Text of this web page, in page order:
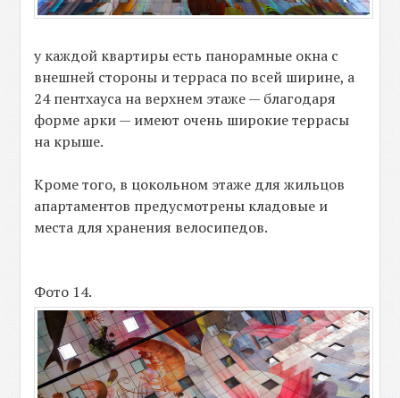
у каждой квартиры есть панорамные окна с
внешней стороны и терраса по всей ширине, а
24 пентхауса на верхнем этаже — благодаря
форме арки — имеют очень широкие террасы
на крыше.
Кроме того, в цокольном этаже для жильцов
апартаментов предусмотрены кладовые и
места для хранения велосипедов.
Фото 14.